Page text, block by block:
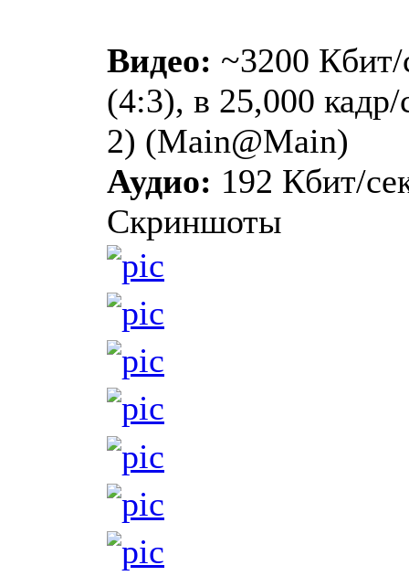
Видео: ~3200
(4:3), в 25,000
2) (Main@Main)
Аудио: 192 Кбит/
Скриншоты